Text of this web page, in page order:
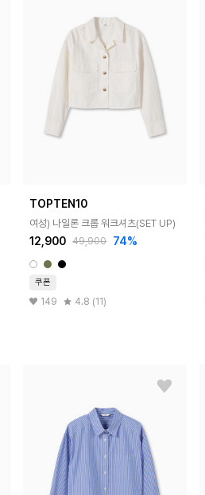
TOPTEN10
여성) 나일론 크롭 워크셔츠(SET UP)
12,900 49,900 74%
쿠폰
149 4.8 (11)